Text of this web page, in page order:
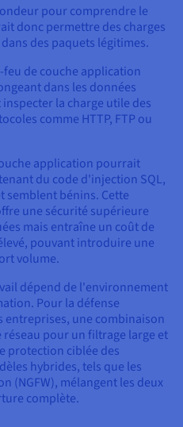
pour comprendre le
donc permettre des charges
des paquets légitimes.
feu de couche application
dans les données
la charge utile des
comme HTTP, FTP ou
application pourrait
du code d'injection SQL,
semblent bénins. Cette
une sécurité supérieure
mais entraîne un coût de
pouvant introduire une
volume.
dépend de l'environnement
Pour la défense
entreprises, une combinaison
pour un filtrage large et
protection ciblée des
hybrides, tels que les
(NGFW), mélangent les deux
complète.